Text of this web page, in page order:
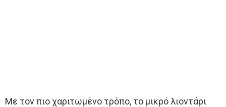
Με τον πιο χαριτωμένο τρόπο, το μικρό λιοντάρι